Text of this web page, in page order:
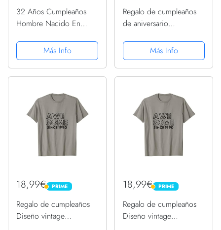
32 Años Cumpleaños
Hombre Nacido En
CamisetaMás Info
Regalo de cumpleaños
de aniversario
1990 Camiseta
Más Info
18,99€ PRIME
PRIME
Regalo de cumpleaños
Diseño vintage
18,99€ PRIME
PRIME
Regalo de cumpleaños
Diseño vintage